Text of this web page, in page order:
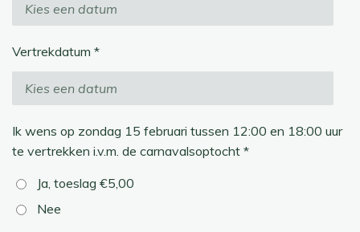
Vertrekdatum *
Ik wens op zondag 15 februari tussen 12:00 en 18:00 uur
te vertrekken i.v.m. de carnavalsoptocht *
Ja, toeslag €5,00
Nee